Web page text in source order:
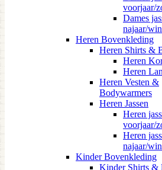
voorjaar/
Dames
najaar/
Heren Bovenkleding
Heren Shirts &
Heren
Heren
Heren Vesten &
Bodywarmers
Heren Jassen
Heren
voorjaar/
Heren
najaar/
Kinder Bovenkleding
Kinder Shirts &